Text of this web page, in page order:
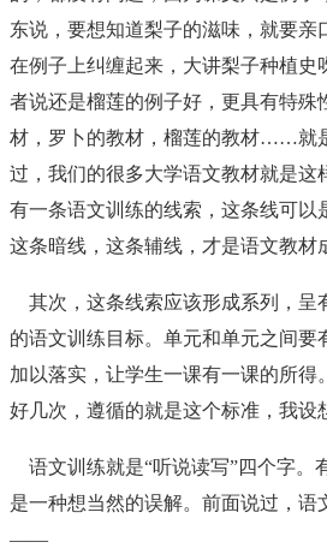
东说，要想知道梨子的滋味，就要
在例子上纠缠起来，大讲梨子种植
者说还是榴莲的例子好，更具有特
材，罗卜的教材，榴莲的教材……就
过，我们的很多大学语文教材就是
有一条语文训练的线索，这条线可
这条暗线，这条辅线，才是语文教材
其次，这条线索应该形成系列，呈
的语文训练目标。单元和单元之间
加以落实，让学生一课有一课的所
好几次，遵循的就是这个标准，我设
语文训练就是“听说读写”四个字。
是一种想当然的误解。前面说过，
——